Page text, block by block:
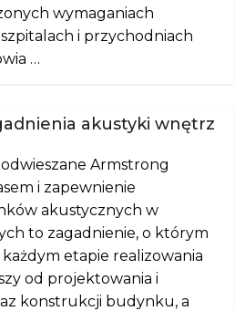
wymaganiach
i przychodniach
…
akustyki wnętrz
Armstrong
i zapewnienie
akustycznych w
to zagadnienie, o którym
etapie realizowania
od projektowania i
konstrukcji budynku, a